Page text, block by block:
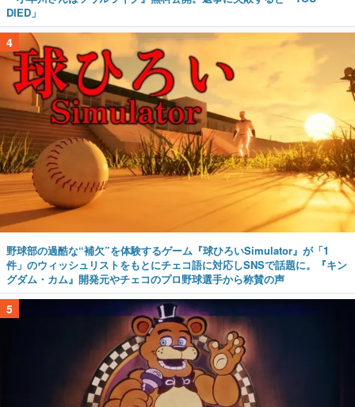
野球部の過酷な“補欠”を体験するゲーム『球ひろいSimulator』が「1
件」のウィッシュリストをもとにチェコ語に対応しSNSで話題に。『キン
グダム・カム』開発元やチェコのプロ野球選手から称賛の声
5